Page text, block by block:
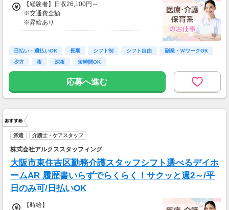
【経験者】日収26,100円～
※交通費全額
※昇給あり
◎日勤／経験者の場合
・月収261,000円（日収26,100円×月10回勤
※実働8時間以上からは更に時給25％UP
※資格手当あり（時給50円～UP/資格の種類に
よって異なる）
支払方法：週払い
※週払いOK（規定あり）
→金曜日締め最短翌週火曜日にお給料GET♪
（稼働開始時は手続き完了次第となります）
交通費：別途全額支給
合あり（応相談）
日払い・週払いOK 長期 シフト制 シフト自由
副業・ＷワークOK
夕方
夜 深夜 短時間OK
応募へ進む
派遣 介護士・ケアスタッフ
株式会社アルクススタッフィング
大阪市東住吉区勤務介護スタッフシフト選べるデイホ
ームAR 履歴書いらずでらくらく！サクッと週2～/平
日のみ可/日払いOK
【時給】